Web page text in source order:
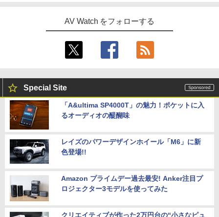
AV Watch をフォローする
Special Site
「A&ultima SP4000T」の魅力！ポケットに入
るオーディオの醍醐味
レイズのパワーデザインホイール「M6」に新
色登場!!
Amazon プライムデー過去最安! Anker注目プ
ロジェクター3モデルを使ってみた
クリエイティブが作った2万円台の“小さなピュ